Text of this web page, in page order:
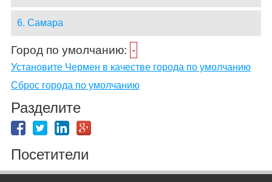
6. Самара
Город по умолчанию: -
Установите Чермен в качестве города по умолчанию
Сброс города по умолчанию
Разделите
Посетители